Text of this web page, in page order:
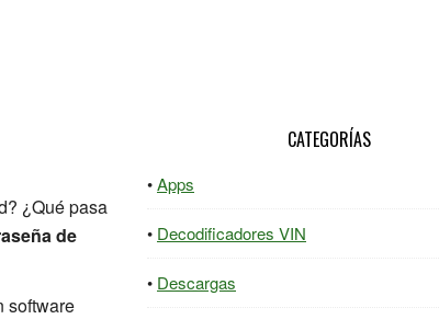
¿Qué pasa
de
software
CATEGORÍAS
Apps
Decodificadores VIN
Descargas